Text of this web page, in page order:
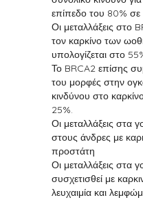
επίπεδο του 80% σε
Οι μεταλλάξεις στο
τον καρκίνο των
υπολογίζεται στο
Το BRCA2 επίσης
του μορφές στην
κινδύνου στο
25%.
Οι μεταλλάξεις στα
στους άνδρες με
προστάτη
Οι μεταλλάξεις στα
συσχετισθεί με
λευχαιμία και